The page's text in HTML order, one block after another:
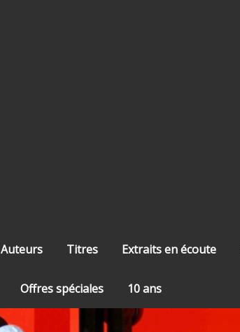
Auteurs Titres Extraits en écoute
Offres spéciales 10 ans